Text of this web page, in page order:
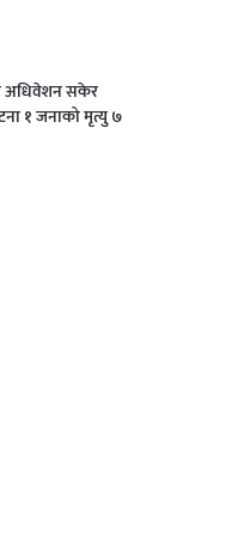
अधिवेशन सकेर
१ जनाको मृत्यु ७